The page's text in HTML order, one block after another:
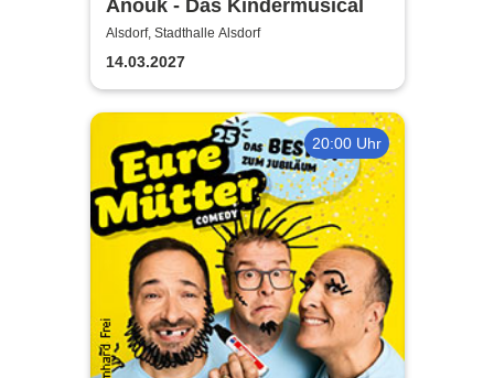
Anouk - Das Kindermusical
Alsdorf, Stadthalle Alsdorf
14.03.2027
20:00 Uhr